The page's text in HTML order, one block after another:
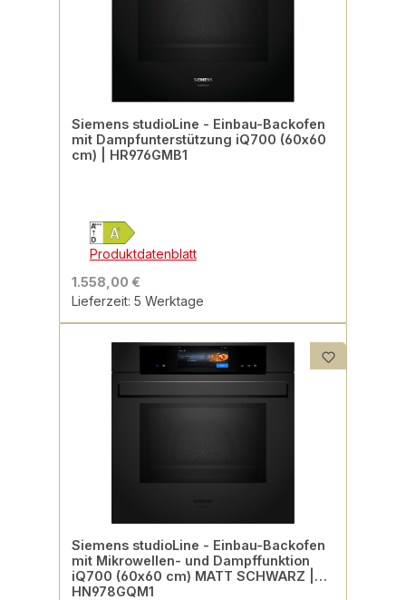
Siemens studioLine - Einbau-Backofen
mit Dampfunterstützung iQ700 (60x60
cm) | HR976GMB1
Produktdatenblatt
1.558,00 €
Lieferzeit: 5 Werktage
Siemens studioLine - Einbau-Backofen
mit Mikrowellen- und Dampffunktion
iQ700 (60x60 cm) MATT SCHWARZ |
HN978GQM1